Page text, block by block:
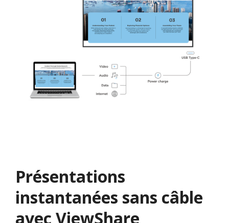
Présentations
instantanées sans câble
avec ViewShare